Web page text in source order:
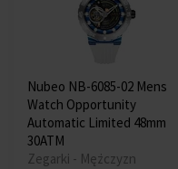
Nubeo NB-6085-02 Mens
Watch Opportunity
Automatic Limited 48mm
30ATM
Zegarki - Mężczyzn